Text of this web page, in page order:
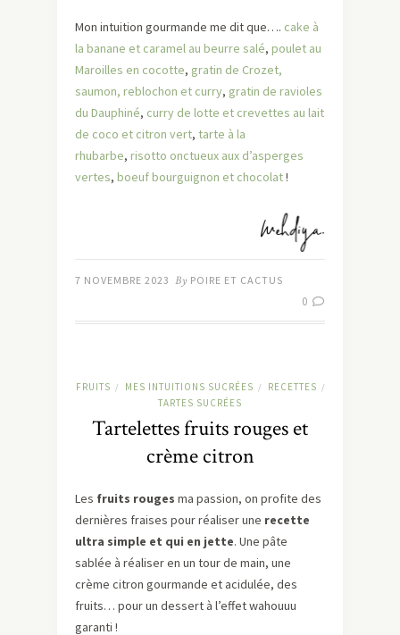
Mon intuition gourmande me dit que…. cake à
la banane et caramel au beurre salé, poulet au
Maroilles en cocotte, gratin de Crozet,
saumon, reblochon et curry, gratin de ravioles
du Dauphiné, curry de lotte et crevettes au lait
de coco et citron vert, tarte à la
rhubarbe, risotto onctueux aux d’asperges
vertes, boeuf bourguignon et chocolat!
7 NOVEMBRE 2023 By POIRE ET CACTUS
0
FRUITS / MES INTUITIONS SUCRÉES / RECETTES /
TARTES SUCRÉES
Tartelettes fruits rouges et
crème citron
Les fruits rouges ma passion, on profite des
dernières fraises pour réaliser une recette
ultra simple et qui en jette. Une pâte
sablée à réaliser en un tour de main, une
crème citron gourmande et acidulée, des
fruits… pour un dessert à l’effet wahouuu
garanti !